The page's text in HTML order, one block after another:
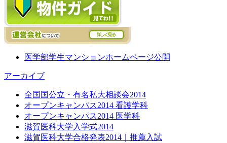
医学部学生マンションホームページ公開
アーカイブ
全国国公立・有名私大相談会2014
オープンキャンパス2014 看護学科
オープンキャンパス2014 医学科
滋賀医科大学入学式2014
滋賀医科大学合格発表2014｜推薦入試